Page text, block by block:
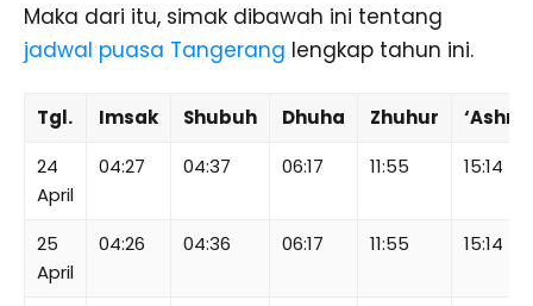
Maka dari itu, simak dibawah ini tentang
jadwal puasa Tangerang lengkap tahun ini.
Tgl. Imsak Shubuh Dhuha Zhuhur
‘Ashr
24
April
04:27 04:37 06:17 11:55 15:14
25
April
04:26 04:36 06:17 11:55 15:14